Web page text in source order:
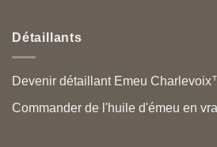
Détaillants
Devenir détaillant Emeu
Commander de l'huile d'émeu en